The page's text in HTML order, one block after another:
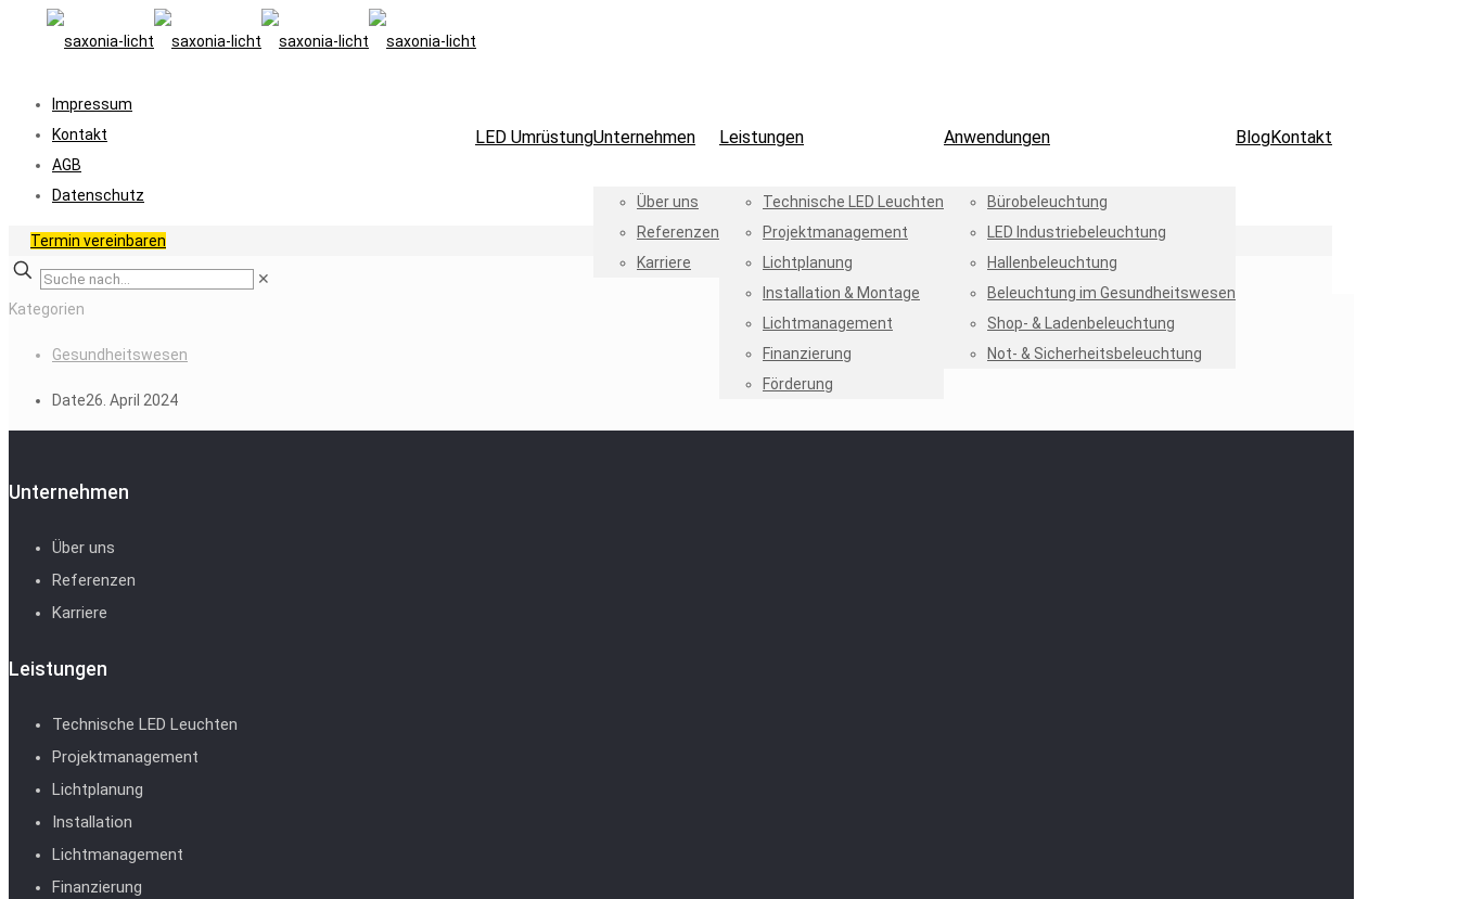
LED UmrüstungUnternehmen
Über uns
Referenzen
Karriere
Leistungen
Technische LED Leuchten
Projektmanagement
Lichtplanung
Installation & Montage
Lichtmanagement
Finanzierung
Förderung
Anwendungen
Bürobeleuchtung
LED Industriebeleuchtung
Hallenbeleuchtung
Beleuchtung im Gesundheitswesen
Shop- & Ladenbeleuchtung
Not- & Sicherheitsbeleuchtung
BlogKontakt
Impressum
Kontakt
AGB
Datenschutz
Termin vereinbaren
✕
Kategorien
Gesundheitswesen
Date26. April 2024
Unternehmen
Über uns
Referenzen
Karriere
Leistungen
Technische LED Leuchten
Projektmanagement
Lichtplanung
Installation
Lichtmanagement
Finanzierung